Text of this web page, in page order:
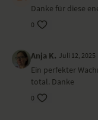
Danke für diese
0
Anja K. Juli 12, 2025
Ein perfekter
total. Danke
0